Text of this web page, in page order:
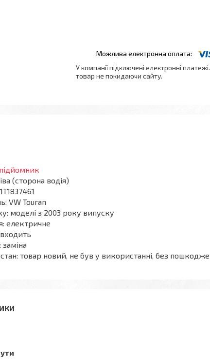
У компанії підключені електронні
товар не покидаючи сайту.
(сторона водія)
VW Touran
моделі з 2003 року випуску
електричне
стан: товар новий, не був у використанні, без